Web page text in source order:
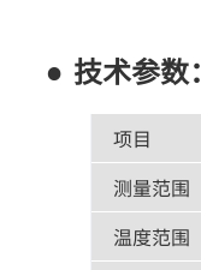
技术参数：
项目
测量范围
温度范围